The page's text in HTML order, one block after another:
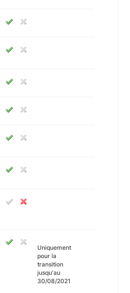
Uniquement
pour la
transition
jusqu'au
30/08/2021